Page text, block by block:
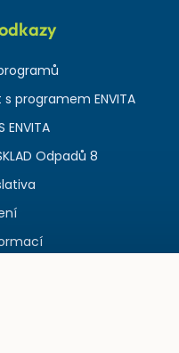
programem ENVITA
ENVITA
Odpadů 8